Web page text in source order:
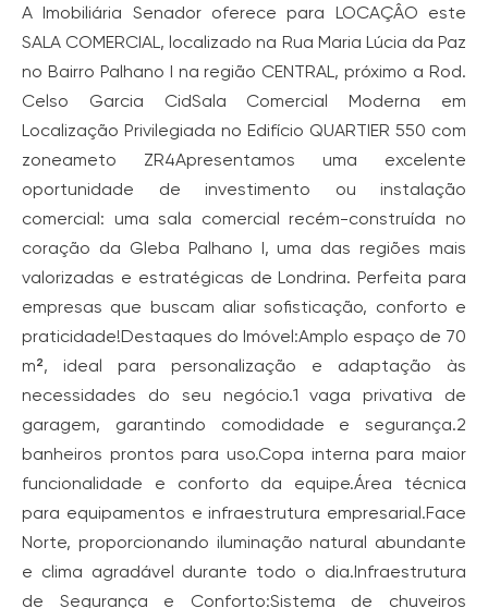
A Imobiliária Senador oferece para LOCAÇÂO este
SALA COMERCIAL, localizado na Rua Maria Lúcia da Paz
no Bairro Palhano I na região CENTRAL, próximo a Rod.
Celso Garcia CidSala Comercial Moderna em
Localização Privilegiada no Edifício QUARTIER 550 com
zoneameto ZR4Apresentamos uma excelente
oportunidade de investimento ou instalação
comercial: uma sala comercial recém-construída no
coração da Gleba Palhano I, uma das regiões mais
valorizadas e estratégicas de Londrina. Perfeita para
empresas que buscam aliar sofisticação, conforto e
praticidade!Destaques do Imóvel:Amplo espaço de 70
m², ideal para personalização e adaptação às
necessidades do seu negócio.1 vaga privativa de
garagem, garantindo comodidade e segurança.2
banheiros prontos para uso.Copa interna para maior
funcionalidade e conforto da equipe.Área técnica
para equipamentos e infraestrutura empresarial.Face
Norte, proporcionando iluminação natural abundante
e clima agradável durante todo o dia.Infraestrutura
de Segurança e Conforto:Sistema de chuveiros